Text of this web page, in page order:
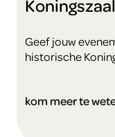
Koningszaal
Geef jouw
historische
kom meer te